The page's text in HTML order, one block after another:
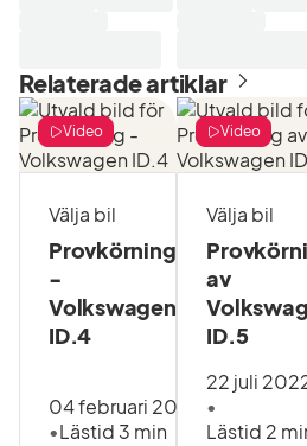
passar dig
bäst. Du
beställer
bilen
hämtar
den sedan
hos en av
våra
återförsäljare.
Service
ingår, du
betalar
Relaterade artiklar
Välja bil
Provkörning
-
Volkswagen
ID.4
04 februari 2021
•Lästid 3 min
Video
Välja bil
av
ID.5
22 juli
•
Lästid 2
Video